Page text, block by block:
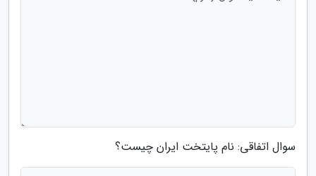
سوال اتفاقی: نام پایتخت ایران چیست؟